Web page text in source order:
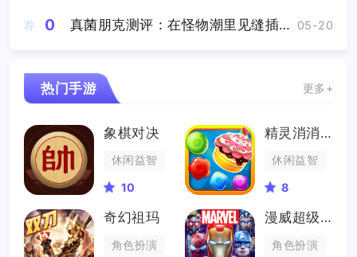
荐 0 真菌朋克测评：在怪物潮里见缝插针的采集资源 05-20
热门手游 更多+
象棋对决
休闲益智
10
精灵消消乐
休闲益智
8
奇幻祖玛
角色扮演
漫威超级战争
角色扮演